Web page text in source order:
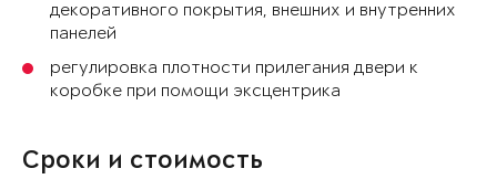
декоративного покрытия, внешних и внутренних
панелей
регулировка плотности прилегания двери к
коробке при помощи эксцентрика
Сроки и стоимость